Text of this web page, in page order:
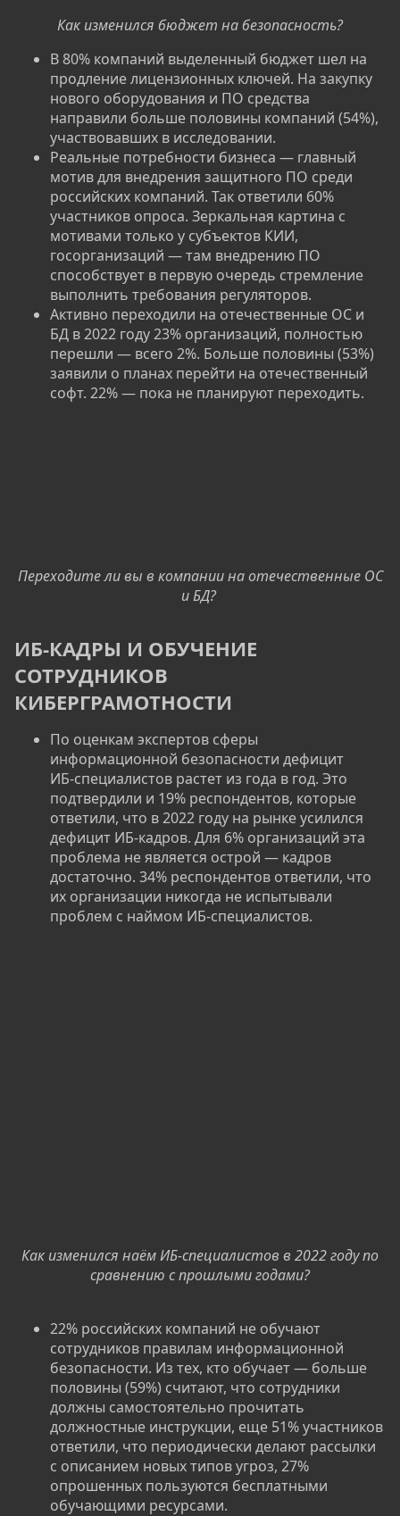
Как изменился бюджет на безопасность?
В 80% компаний выделенный бюджет шел на
продление лицензионных ключей. На закупку
нового оборудования и ПО средства
направили больше половины компаний (54%),
участвовавших в исследовании.
Реальные потребности бизнеса — главный
мотив для внедрения защитного ПО среди
российских компаний. Так ответили 60%
участников опроса. Зеркальная картина с
мотивами только у субъектов КИИ,
госорганизаций — там внедрению ПО
способствует в первую очередь стремление
выполнить требования регуляторов.
Активно переходили на отечественные ОС и
БД в 2022 году 23% организаций, полностью
перешли — всего 2%. Больше половины (53%)
заявили о планах перейти на отечественный
софт. 22% — пока не планируют переходить.
Переходите ли вы в компании на отечественные ОС
и БД?
ИБ-КАДРЫ И ОБУЧЕНИЕ
СОТРУДНИКОВ
КИБЕРГРАМОТНОСТИ​
По оценкам экспертов сферы
информационной безопасности дефицит
ИБ‑специалистов растет из года в год. Это
подтвердили и 19% респондентов, которые
ответили, что в 2022 году на рынке усилился
дефицит ИБ‑кадров. Для 6% организаций эта
проблема не является острой — кадров
достаточно. 34% респондентов ответили, что
их организации никогда не испытывали
проблем с наймом ИБ‑специалистов.
Как изменился наём ИБ-специалистов в 2022 году по
сравнению с прошлыми годами?
22% российских компаний не обучают
сотрудников правилам информационной
безопасности. Из тех, кто обучает — больше
половины (59%) считают, что сотрудники
должны самостоятельно прочитать
должностные инструкции, еще 51% участников
ответили, что периодически делают рассылки
с описанием новых типов угроз, 27%
опрошенных пользуются бесплатными
обучающими ресурсами.